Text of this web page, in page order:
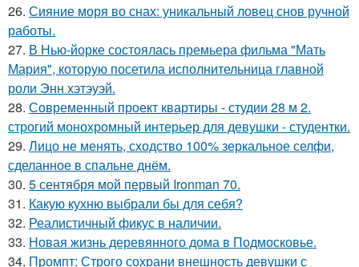
26. Сияние моря во снах: уникальный ловец снов ручной
работы.
27. В Нью-йорке состоялась премьера фильма "Мать
Мария", которую посетила исполнительница главной
роли Энн хэтэуэй.
28. Современный проект квартиры - студии 28 м 2.
строгий монохромный интерьер для девушки - студентки.
29. Лицо не менять, сходство 100% зеркальное селфи,
сделанное в спальне днём.
30. 5 сентября мой первый Ironman 70.
31. Какую кухню выбрали бы для себя?
32. Реалистичный фикус в наличии.
33. Новая жизнь деревянного дома в Подмосковье.
34. Промпт: Строго сохрани внешность девушки с